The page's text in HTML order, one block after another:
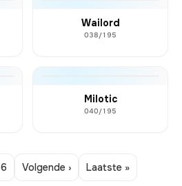
Wailord
038/195
Milotic
040/195
6 Volgende › Laatste »